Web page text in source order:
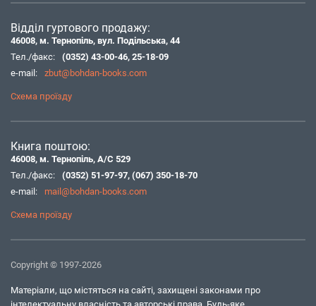
Відділ гуртового продажу:
46008, м. Тернопіль, вул. Подільська, 44
Тел./факс:
(0352) 43-00-46, 25-18-09
e-mail:
zbut@bohdan-books.com
Схема проїзду
Книга поштою:
46008, м. Тернопіль, А/С 529
Тел./факс:
(0352) 51-97-97, (067) 350-18-70
e-mail:
mail@bohdan-books.com
Схема проїзду
Copyright © 1997-2026
Матеріали, що містяться на сайті, захищені законами про